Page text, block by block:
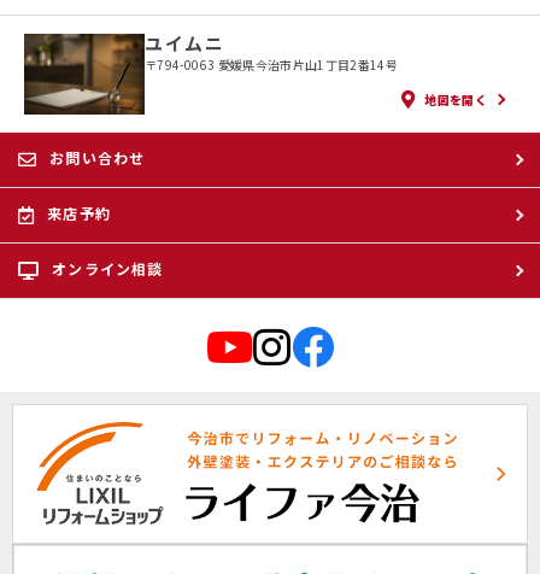
ユイムニ
〒794-0063 愛媛県今治市片山1丁目2番14号
地図を開く
お問い合わせ
来店予約
オンライン相談